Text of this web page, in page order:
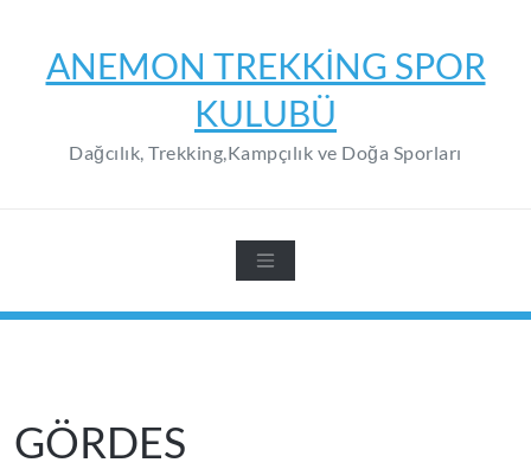
contentANEMON TREKKING SPOR
KULUBÜ
Dağcılık, Trekking,Kampçılık ve Doğa Sporları
GÖRDES